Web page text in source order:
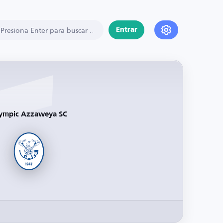
Entrar
Azzaweya SC